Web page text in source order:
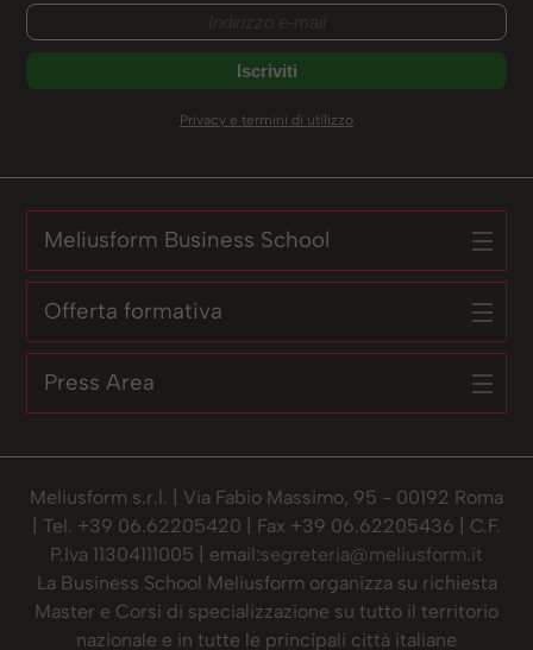
Privacy e termini di utilizzo
Meliusform Business School
Offerta formativa
Press Area
Meliusform s.r.l. | Via Fabio Massimo, 95 - 00192 Roma
| Tel. +39 06.62205420 | Fax +39 06.62205436 | C.F.
P.Iva 11304111005 | email:segreteria@meliusform.it
La Business School Meliusform organizza su richiesta
Master e Corsi di specializzazione su tutto il territorio
nazionale e in tutte le principali città italiane